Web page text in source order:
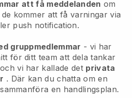
att få meddelanden om
kommer att få varningar via
push notification.
gruppmedlemmar - vi har
för ditt team att dela tankar
vi har kallade det privata
. Där kan du chatta om en
en handlingsplan.